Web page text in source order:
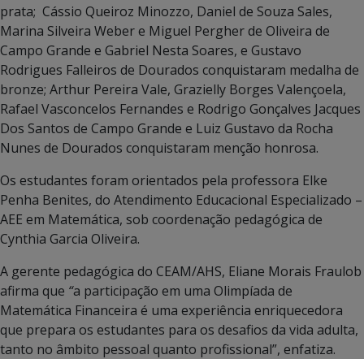
prata; Cássio Queiroz Minozzo, Daniel de Souza Sales,
Marina Silveira Weber e Miguel Pergher de Oliveira de
Campo Grande e Gabriel Nesta Soares, e Gustavo
Rodrigues Falleiros de Dourados conquistaram medalha de
bronze; Arthur Pereira Vale, Grazielly Borges Valençoela,
Rafael Vasconcelos Fernandes e Rodrigo Gonçalves Jacques
Dos Santos de Campo Grande e Luiz Gustavo da Rocha
Nunes de Dourados conquistaram menção honrosa.
Os estudantes foram orientados pela professora Elke
Penha Benites, do Atendimento Educacional Especializado –
AEE em Matemática, sob coordenação pedagógica de
Cynthia Garcia Oliveira.
A gerente pedagógica do CEAM/AHS, Eliane Morais Fraulob
afirma que “a participação em uma Olimpíada de
Matemática Financeira é uma experiência enriquecedora
que prepara os estudantes para os desafios da vida adulta,
tanto no âmbito pessoal quanto profissional”, enfatiza.